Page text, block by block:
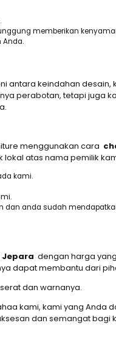
memberikan
Anda.
antara keindahan desain,
perabotan, tetapi juga
menggunakan cara
atas nama pemilik
kami.
anda sudah
Jepara dengan harga
dapat membantu dari
dan warnanya.
kami, kami yang Anda
dan semangat bagi